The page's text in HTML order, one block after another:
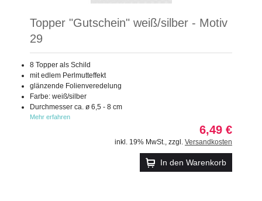
Topper "Gutschein" weiß/silber - Motiv
29
8 Topper als Schild
mit edlem Perlmutteffekt
glänzende Folienveredelung
Farbe: weiß/silber
Durchmesser ca. ø 6,5 - 8 cm
Mehr erfahren
6,49 €
inkl. 19% MwSt. zzgl. Versandkosten
In den Warenkorb